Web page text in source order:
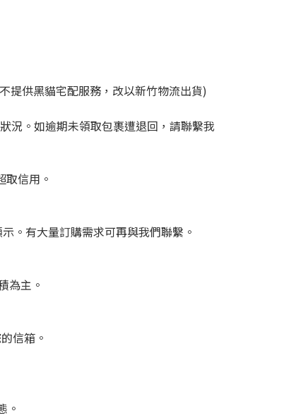
提供黑貓宅配服務，改以新竹物流出貨)
況。如逾期未領取包裹遭退回，請聯繫我
信用。
。有大量訂購需求可再與我們聯繫。
為主。
信箱。
。